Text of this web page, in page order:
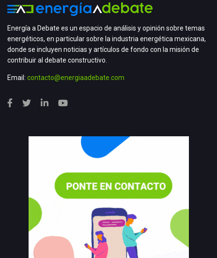
Energía a Debate es un espacio de análisis y opinión sobre temas
energéticos, en particular sobre la industria energética mexicana,
donde se incluyen noticias y artículos de fondo con la misión de
contribuir al debate constructivo.
Email: contacto@energiaadebate.com